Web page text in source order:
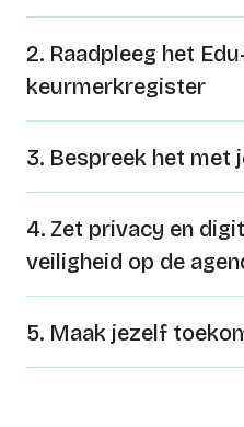
2. Raadpleeg het
keurmerkregister
3. Bespreek het met
4. Zet privacy en
veiligheid op de
5. Maak jezelf